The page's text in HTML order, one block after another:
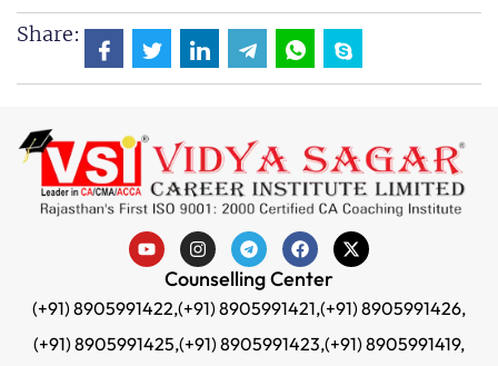
Share:
Counselling Center
(+91) 8905991422,(+91) 8905991421,(+91) 8905991426,
(+91) 8905991425,(+91) 8905991423,(+91) 8905991419,